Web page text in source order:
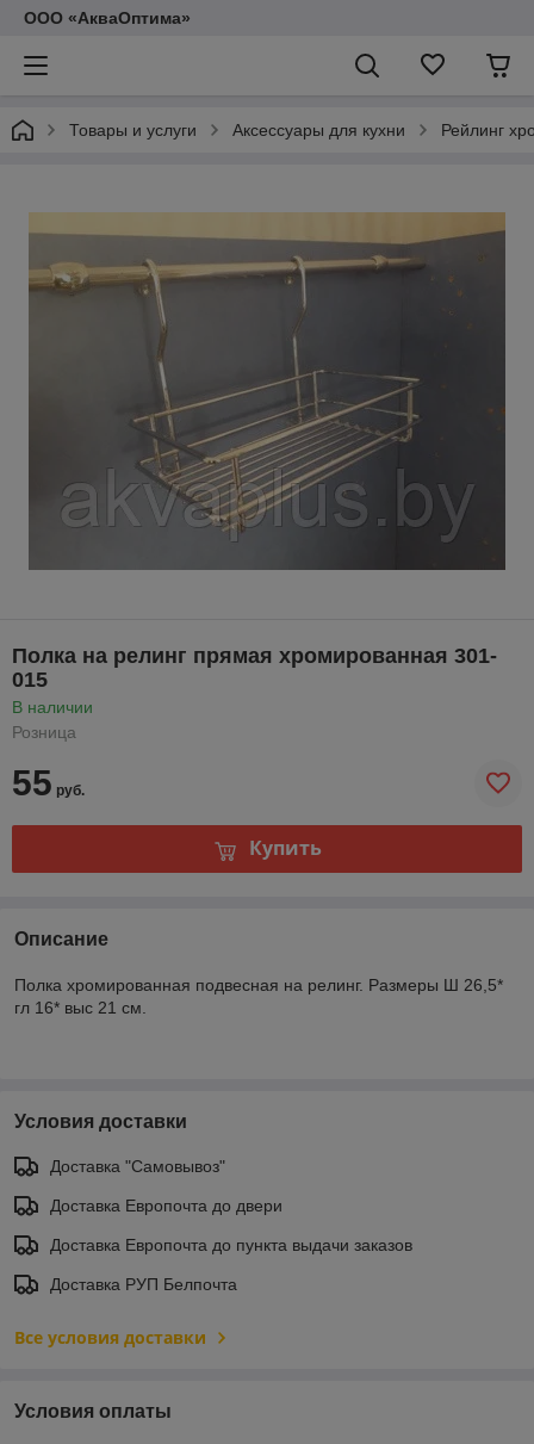
ООО «АкваОптима»
Товары и услуги Аксессуары для кухни Рейлинг
Полка на релинг прямая хромированная 301-
015
В наличии
Розница
55 руб.
Купить
Описание
Полка хромированная подвесная на релинг. Размеры Ш 26,5*
гл 16* выс 21 см.
Условия доставки
Доставка "Самовывоз"
Доставка Европочта до двери
Доставка Европочта до пункта выдачи заказов
Доставка РУП Белпочта
Все условия доставки
Условия оплаты